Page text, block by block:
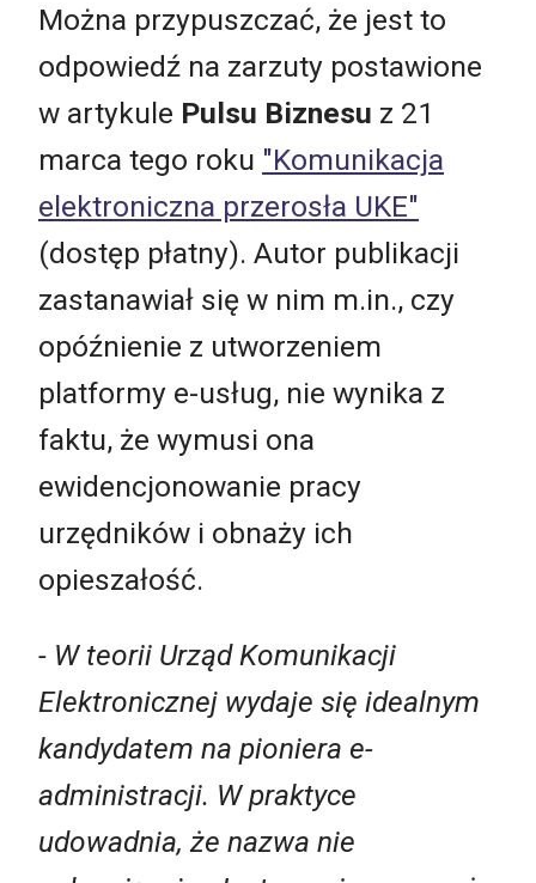
Można przypuszczać, że jest to
odpowiedź na zarzuty postawione
w artykule Pulsu Biznesu z 21
marca tego roku "Komunikacja
elektroniczna przerosła UKE"
(dostęp płatny). Autor publikacji
zastanawiał się w nim m.in., czy
opóźnienie z utworzeniem
platformy e-usług, nie wynika z
faktu, że wymusi ona
ewidencjonowanie pracy
urzędników i obnaży ich
opieszałość.
- W teorii Urząd Komunikacji
Elektronicznej wydaje się idealnym
kandydatem na pioniera e-
administracji. W praktyce
udowadnia, że nazwa nie